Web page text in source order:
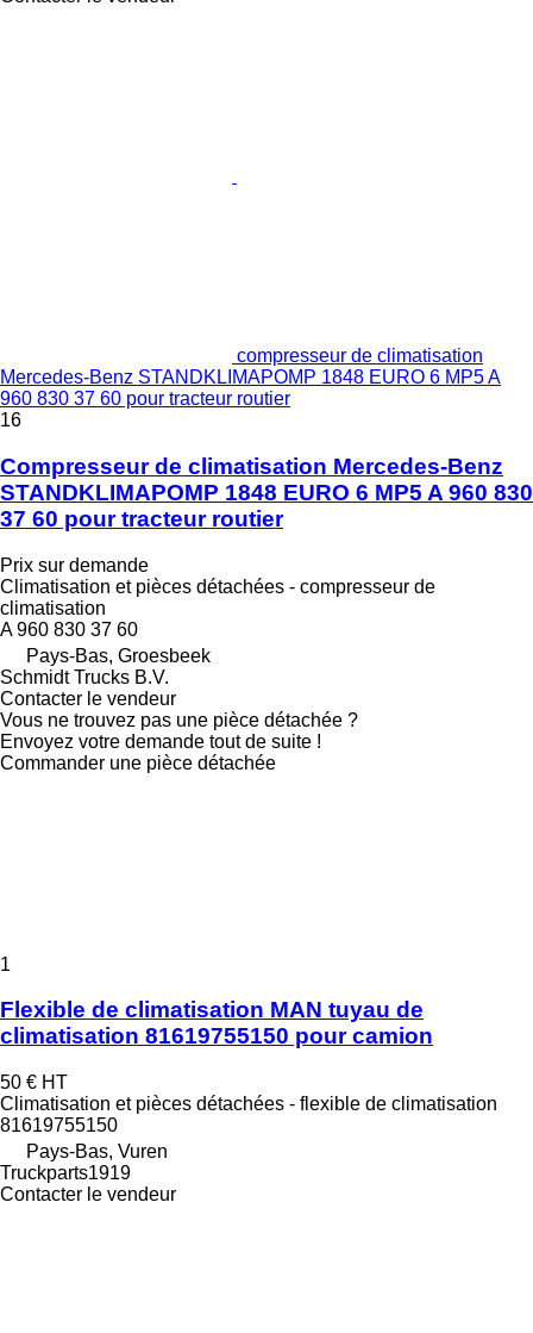
compresseur de climatisation
Mercedes-Benz STANDKLIMAPOMP 1848 EURO 6 MP5 A
960 830 37 60 pour tracteur routier
16
Compresseur de climatisation Mercedes-Benz
STANDKLIMAPOMP 1848 EURO 6 MP5 A 960 830
37 60 pour tracteur routier
Prix sur demande
Climatisation et pièces détachées - compresseur de
climatisation
A 960 830 37 60
Pays-Bas, Groesbeek
Schmidt Trucks B.V.
Contacter le vendeur
Vous ne trouvez pas une pièce détachée ?
Envoyez votre demande tout de suite !
Commander une pièce détachée
1
Flexible de climatisation MAN tuyau de
climatisation 81619755150 pour camion
50 € HT
Climatisation et pièces détachées - flexible de climatisation
81619755150
Pays-Bas, Vuren
Truckparts1919
Contacter le vendeur